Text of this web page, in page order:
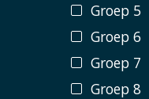
Groep 5
Groep 6
Groep 7
Groep 8